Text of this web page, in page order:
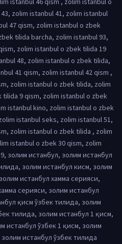
zolim istanbul 41, zolim istanbul
47 qism, zolim istanbul o zbek
tilida barcha, zolim istanbul 93,
zolim istanbul o zbek tilida 19
48, zolim istanbul o zbek tilida,
41 qism, zolim istanbul 42 qism ,
zolim istanbul o zbek tilida, zolim
9 qism, zolim istanbul o zbek
istanbul kino, zolim istanbul o zbek
istanbul seks, zolim istanbul 51,
zolim istanbul o zbek tilida , zolim
istanbul o zbek 30 qism, zolim
золим истанбул, золим истанбул
золим истанбул кисм, золим
истанбул хамма серияси,
серияси, золим истанбул
қисм ўзбек тилида, золим
тилида, золим истанбул 1 қисм,
истанбул ўзбек 1 қисм, золим
истанбул ўзбек тилида